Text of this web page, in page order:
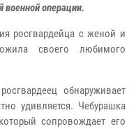
операции.
росгвардейца с женой и
своего любимого
обнаруживает
удивляется. Чебурашка
сопровождает его